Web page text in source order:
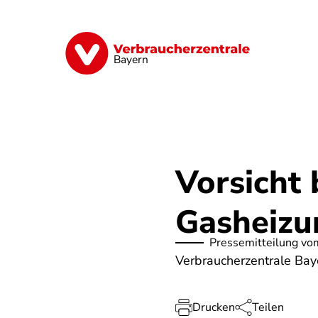
Bayern
Finanzen Digitales Lebensmittel
Vorsicht
Pressemitteilung
Verbraucherzentrale
Drucken Teilen